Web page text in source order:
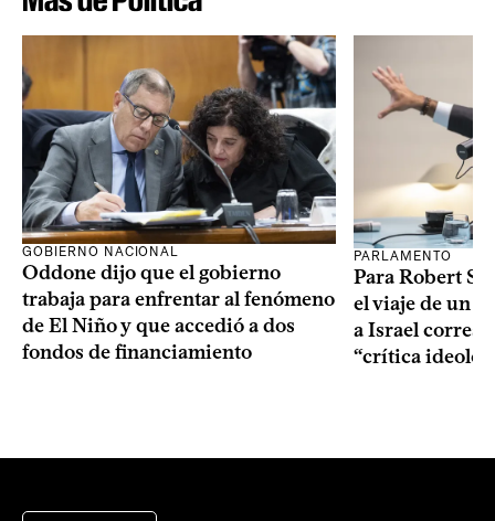
GOBIERNO NACIONAL
Oddone dijo que el gobierno
trabaja para enfrentar al fenómeno
de El Niño y que accedió a dos
fondos de financiamiento
PARLAMENTO
Para Robert
el viaje de un
a Israel
“crítica